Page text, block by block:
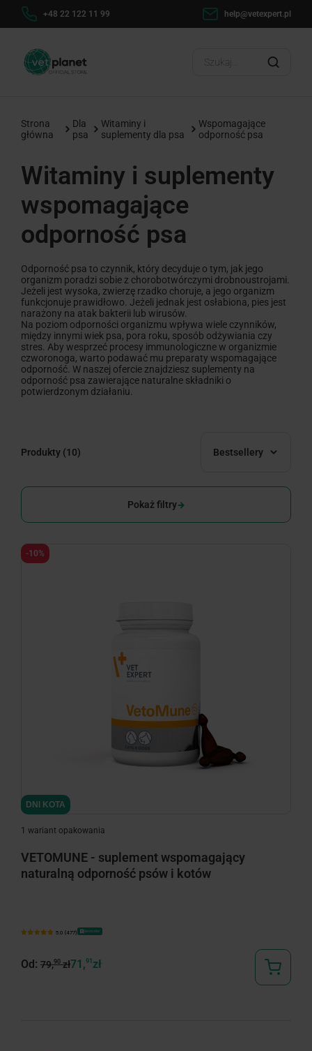
+48 22 122 11 99 help@vetexpert.pl
Strona
główna
Dla
psa
Witaminy i
suplementy dla psa
Wspomagające
odporność psa
Witaminy i suplementy
wspomagające
odporność psa
Odporność psa to czynnik, który decyduje o tym, jak jego
organizm poradzi sobie z chorobotwórczymi drobnoustrojami.
Jeżeli jest wysoka, zwierzę rzadko choruje, a jego organizm
funkcjonuje prawidłowo. Jeżeli jednak jest osłabiona, pies jest
narażony na atak bakterii lub wirusów.
Na poziom odporności organizmu wpływa wiele czynników,
między innymi wiek psa, pora roku, sposób odżywiania czy
stres. Aby wesprzeć procesy immunologiczne w organizmie
czworonoga, warto podawać mu preparaty wspomagające
odporność. W naszej ofercie znajdziesz suplementy na
odporność psa zawierające naturalne składniki o
potwierdzonym działaniu.
Produkty (10) Bestsellery
Pokaż filtry
DNI KOTA
1 wariant opakowania
VETOMUNE - suplement wspomagający
naturalną odporność psów i kotów
5.0 (477) Bestseller
Od: 79,90zł71,91 zł
-10%